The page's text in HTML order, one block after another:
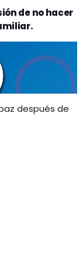
de no hacer
después de